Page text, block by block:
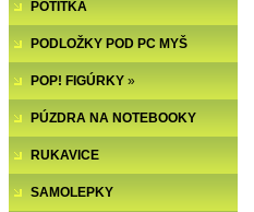
POTÍTKA
PODLOŽKY POD PC MYŠ
POP! FIGÚRKY »
PÚZDRA NA NOTEBOOKY
RUKAVICE
SAMOLEPKY